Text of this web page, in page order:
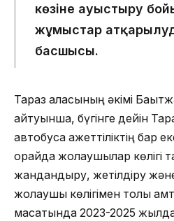
көзіне ауыстыру
жұмыстар
басшысы.
Тараз қаласының әкімі
айтуынша, бүгінге дейін
автобусқа қажеттіліктің бар
орайда жолаушылар көлігі
жандандыру, жетілдіру
жолаушы көлігімен толық
мақсатында 2023-2025